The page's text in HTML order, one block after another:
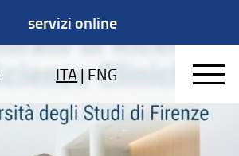
servizi online
ITA| ENG